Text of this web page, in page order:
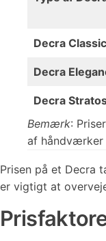
Decra Classic
Decra
Decra
Bemærk:
af håndværker
Prisen på et Decra
er vigtigt at